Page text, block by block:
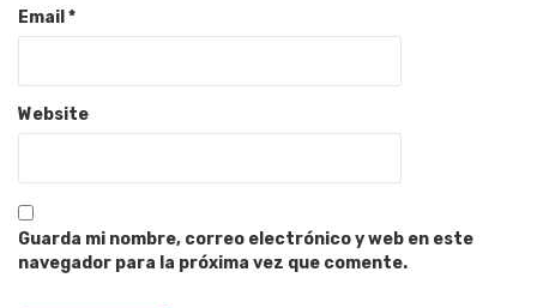
Email*
Website
Guarda mi nombre, correo electrónico y web en este
navegador para la próxima vez que comente.